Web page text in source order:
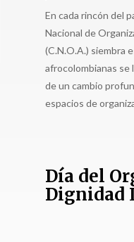
En cada rincón del
Nacional de
(C.N.O.A.) siembra
afrocolombianas
de un cambio
espacios de
Día del
Dignidad